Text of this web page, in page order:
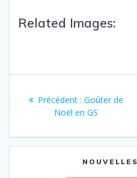
Related Images:
Précédent : Goûter de
Noël en GS